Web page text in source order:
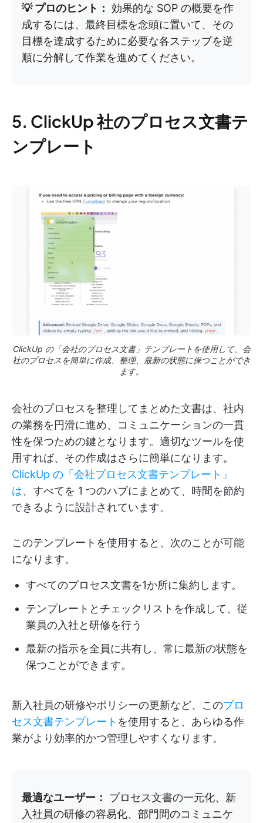
💡 プロのヒント： 効果的な SOP の概要を作
成するには、最終目標を念頭に置いて、その
目標を達成するために必要な各ステップを逆
順に分解して作業を進めてください。
5. ClickUp 社のプロセス文書テ
ンプレート
ClickUp の「会社のプロセス文書」テンプレートを使用して、会
社のプロセスを簡単に作成、整理、最新の状態に保つことができ
ます。
会社のプロセスを整理してまとめた文書は、社内
の業務を円滑に進め、コミュニケーションの一貫
性を保つための鍵となります。適切なツールを使
用すれば、その作成はさらに簡単になります。
ClickUp の「会社プロセス文書テンプレート」
は、すべてを 1 つのハブにまとめて、時間を節約
できるように設計されています。
このテンプレートを使用すると、次のことが可能
になります。
すべてのプロセス文書を1か所に集約します。
テンプレートとチェックリストを作成して、従
業員の入社と研修を行う
最新の指示を全員に共有し、常に最新の状態を
保つことができます。
新入社員の研修やポリシーの更新など、このプロ
セス文書テンプレート を使用すると、あらゆる作
業がより効率的かつ管理しやすくなります。
最適なユーザー：
プロセス文書の一元化、新
入社員の研修の容易化、部門間のコミュニケ